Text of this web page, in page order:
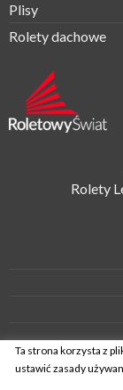
Plisy
Rolety dachowe
Rolety
© Roletowy
Ta strona korzysta z
ustawić zasady